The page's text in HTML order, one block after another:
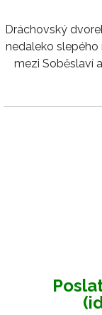
Dráchovský
nedaleko slepého
mezi Soběslaví